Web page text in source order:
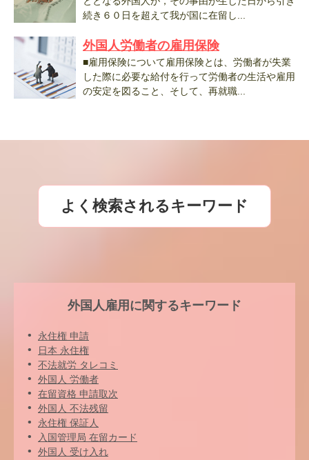
続き６０日を超えて我が国に在留し...
外国人労働者の雇用保険
■雇用保険について雇用保険とは、労働者が失業
した際に必要な給付を行って労働者の生活や雇用
の安定を図ること、そして、再就職...
よく検索されるキーワード
外国人雇用に関するキーワード
永住権 申請
日本 永住権
不法就労 タレコミ
外国人 労働者
在留資格 申請取次
外国人 不法残留
永住権 保証人
入国管理局 在留カード
外国人 受け入れ